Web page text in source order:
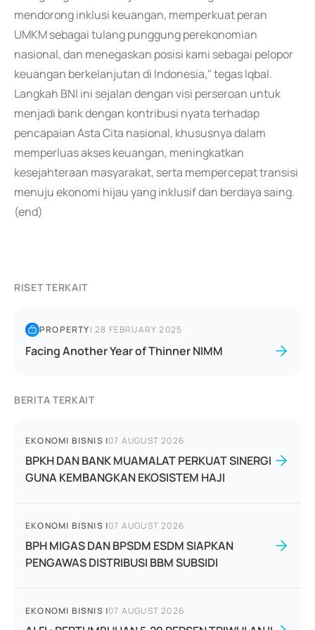
mendorong inklusi keuangan, memperkuat peran
UMKM sebagai tulang punggung perekonomian
nasional, dan menegaskan posisi kami sebagai pelopor
keuangan berkelanjutan di Indonesia," tegas Iqbal.
Langkah BNI ini sejalan dengan visi perseroan untuk
menjadi bank dengan kontribusi nyata terhadap
pencapaian Asta Cita nasional, khususnya dalam
memperluas akses keuangan, meningkatkan
kesejahteraan masyarakat, serta mempercepat transisi
menuju ekonomi hijau yang inklusif dan berdaya saing.
(end)
RISET TERKAIT
PROPERTY|28 FEBRUARY 2025
Facing Another Year of Thinner NIMM
BERITA TERKAIT
EKONOMI BISNIS |07 AUGUST 2026
BPKH DAN BANK MUAMALAT PERKUAT SINERGI
GUNA KEMBANGKAN EKOSISTEM HAJI
EKONOMI BISNIS |07 AUGUST 2026
BPH MIGAS DAN BPSDM ESDM SIAPKAN
PENGAWAS DISTRIBUSI BBM SUBSIDI
EKONOMI BISNIS |07 AUGUST 2026